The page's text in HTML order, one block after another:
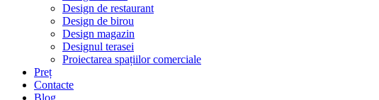
Design de restaurant
Design de birou
Design magazin
Designul terasei
Proiectarea spațiilor comerciale
Preț
Contacte
Blog